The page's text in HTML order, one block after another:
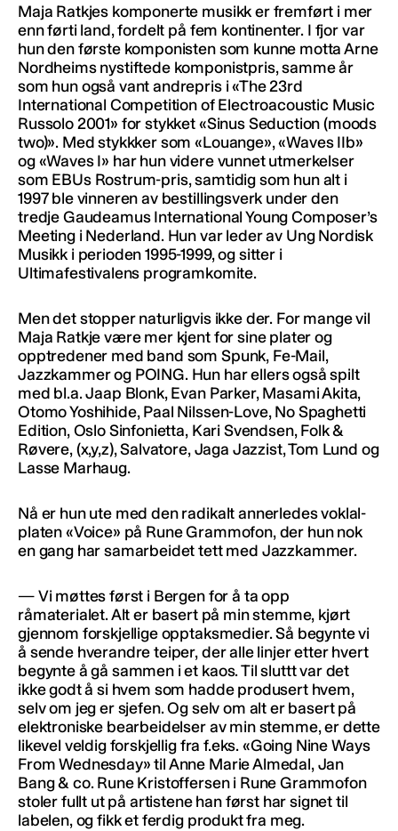
Maja Ratkjes komponerte musikk er fremført i mer
enn førti land, fordelt på fem kontinenter. I fjor var
hun den første komponisten som kunne motta Arne
Nordheims nystiftede komponistpris, samme år
som hun også vant andrepris i «The 23rd
International Competition of Electroacoustic Music
Russolo 2001» for stykket «Sinus Seduction (moods
two)». Med stykkker som «Louange», «Waves IIb»
og «Waves I» har hun videre vunnet utmerkelser
som EBUs Rostrum-pris, samtidig som hun alt i
1997 ble vinneren av bestillingsverk under den
tredje Gaudeamus International Young Composer’s
Meeting i Nederland. Hun var leder av Ung Nordisk
Musikk i perioden 1995-1999, og sitter i
Ultimafestivalens programkomite.
Men det stopper naturligvis ikke der. For mange vil
Maja Ratkje være mer kjent for sine plater og
opptredener med band som Spunk, Fe-Mail,
Jazzkammer og POING. Hun har ellers også spilt
med bl.a. Jaap Blonk, Evan Parker, Masami Akita,
Otomo Yoshihide, Paal Nilssen-Love, No Spaghetti
Edition, Oslo Sinfonietta, Kari Svendsen, Folk &
Røvere, (x,y,z), Salvatore, Jaga Jazzist, Tom Lund og
Lasse Marhaug.
Nå er hun ute med den radikalt annerledes voklal-
platen «Voice» på Rune Grammofon, der hun nok
en gang har samarbeidet tett med Jazzkammer.
— Vi møttes først i Bergen for å ta opp
råmaterialet. Alt er basert på min stemme, kjørt
gjennom forskjellige opptaksmedier. Så begynte vi
å sende hverandre teiper, der alle linjer etter hvert
begynte å gå sammen i et kaos. Til sluttt var det
ikke godt å si hvem som hadde produsert hvem,
selv om jeg er sjefen. Og selv om alt er basert på
elektroniske bearbeidelser av min stemme, er dette
likevel veldig forskjellig fra f.eks. «Going Nine Ways
From Wednesday» til Anne Marie Almedal, Jan
Bang & co. Rune Kristoffersen i Rune Grammofon
stoler fullt ut på artistene han først har signet til
labelen, og fikk et ferdig produkt fra meg.